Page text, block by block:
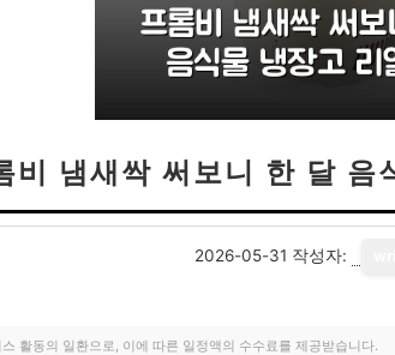
비 냄새싹 써보니 한 달 음
2026-05-31 작성자:
활동의 일환으로, 이에 따른 일정액의 수수료를 제공받습니다.